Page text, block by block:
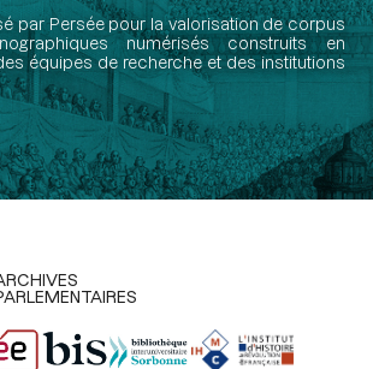
par Persée pour la valorisation de corpus
numérisés construits en
équipes de recherche et des institutions